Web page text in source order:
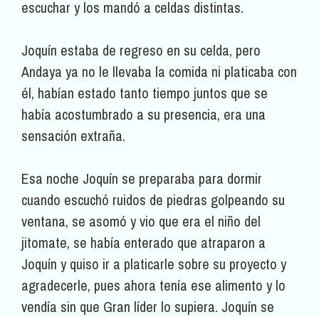
escuchar y los mandó a celdas distintas.
Joquín estaba de regreso en su celda, pero
Andaya ya no le llevaba la comida ni platicaba con
él, habían estado tanto tiempo juntos que se
había acostumbrado a su presencia, era una
sensación extraña.
Esa noche Joquín se preparaba para dormir
cuando escuchó ruidos de piedras golpeando su
ventana, se asomó y vio que era el niño del
jitomate, se había enterado que atraparon a
Joquín y quiso ir a platicarle sobre su proyecto y
agradecerle, pues ahora tenía ese alimento y lo
vendía sin que Gran líder lo supiera. Joquín se